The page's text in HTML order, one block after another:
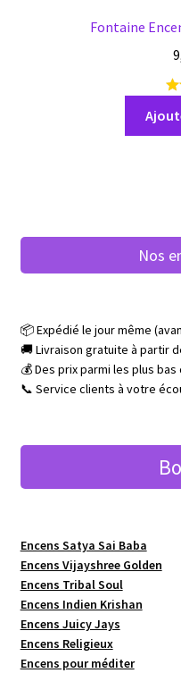
Fontaine
Nos
📦 Expédié le jour même
🚚 Livraison gratuite à partir
💰 Des prix parmi les plus bas
📞 Service clients à votre
Encens Satya Sai Baba
Encens Vijayshree Golden
Encens Tribal Soul
Encens Indien Krishan
Encens Juicy Jays
Encens Religieux
Encens pour méditer